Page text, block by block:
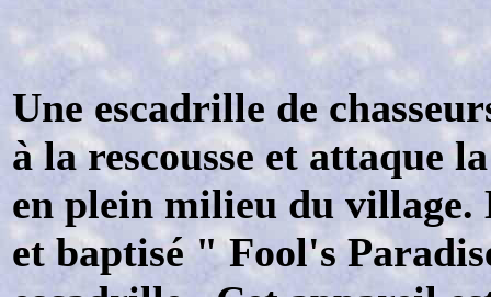
Une escadrille de
à la rescousse et attaque
en plein milieu du
et baptisé " Fool's